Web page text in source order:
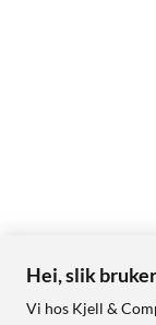
Hei, slik
Vi hos Kjell &